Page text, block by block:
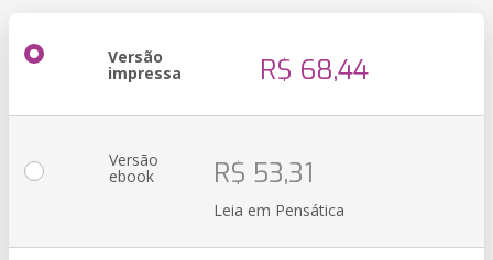
Versão
impressa R$ 68,44
Versão
ebook R$ 53,31
Leia em Pensática